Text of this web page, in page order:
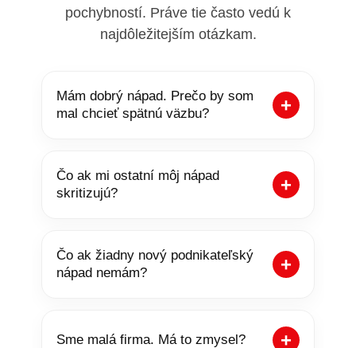
pochybností. Práve tie často vedú k
najdôležitejším otázkam.
Mám dobrý nápad. Prečo by som
mal chcieť spätnú väzbu?
Čo ak mi ostatní môj nápad
skritizujú?
Čo ak žiadny nový podnikateľský
nápad nemám?
Sme malá firma. Má to zmysel?